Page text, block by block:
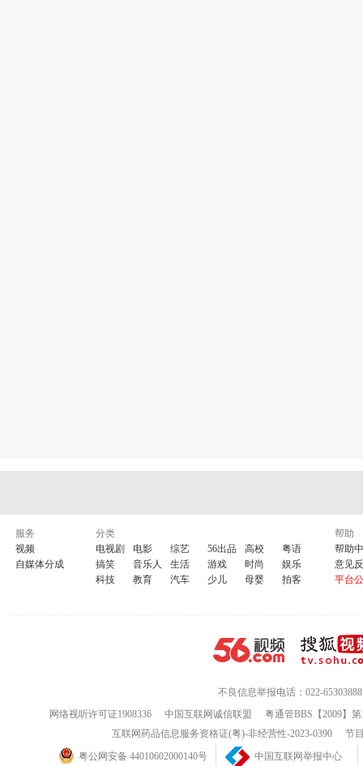
服务
视频
自媒体分成
分类
电视剧
电影 综艺 56出品 高校
粤语
搞笑
音乐人 生活 游戏 时尚
娱乐
科技
教育 汽车 少儿 母婴 拍客
帮助
帮助
意见
平台
不良信息举报电话：022-65303888
网络视听许可证1908336
中国互联网诚信联盟
粤通管BBS【2009】
互联网药品信息服务资格证(粤)-非经营性-2023-0390
节
粤公网安备 44010602000140号
中国互联网举报中心